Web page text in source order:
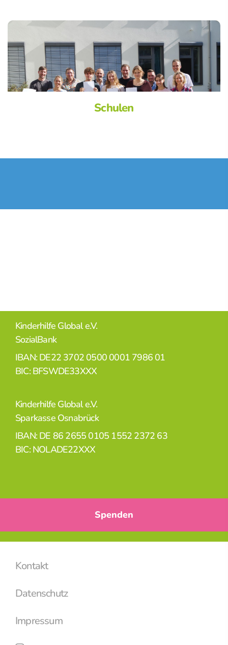
Schulen
Kinderhilfe Global e.V.
SozialBank
IBAN: DE22 3702 0500 0001 7986 01
BIC: BFSWDE33XXX
Kinderhilfe Global e.V.
Sparkasse Osnabrück
IBAN: DE 86 2655 0105 1552 2372 63
BIC: NOLADE22XXX
Spenden
Kontakt
Datenschutz
Impressum